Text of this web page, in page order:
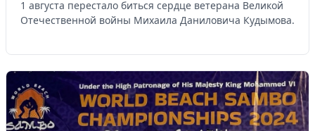
1 августа перестало биться сердце ветерана Великой
Отечественной войны Михаила Даниловича Кудымова.